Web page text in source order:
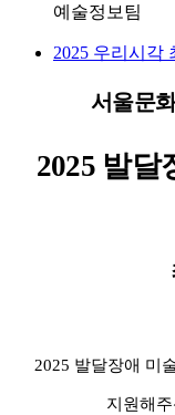
예술정보팀
2025 우리시각
서울문
2025 발달
2025 발달장애 미
지원해